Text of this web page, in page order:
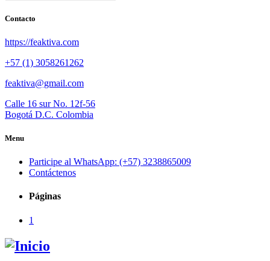
Contacto
https://feaktiva.com
+57 (1) 3058261262
feaktiva@gmail.com
Calle 16 sur No. 12f-56
Bogotá D.C. Colombia
Menu
Participe al WhatsApp: (+57) 3238865009
Contáctenos
Páginas
1